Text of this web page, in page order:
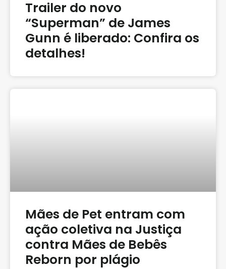
Trailer do novo
“Superman” de James
Gunn é liberado: Confira os
detalhes!
Mães de Pet entram com
ação coletiva na Justiça
contra Mães de Bebês
Reborn por plágio